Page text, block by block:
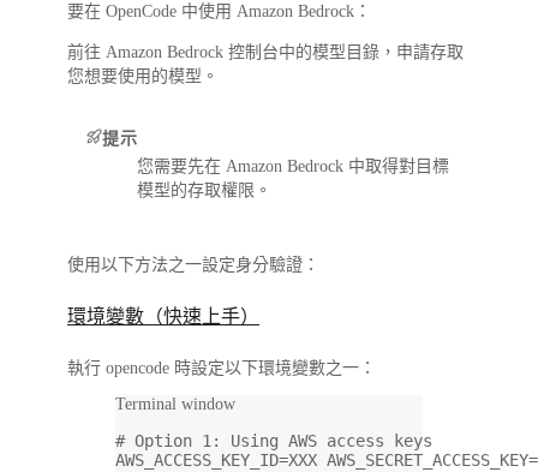
要在 OpenCode 中使用 Amazon Bedrock：
前往 Amazon Bedrock 控制台中的模型目錄 ，申請存取
您想要使用的模型。
提示
您需要先在 Amazon Bedrock 中取得對目標
模型的存取權限。
使用以下方法之一設定身分驗證 ：
環境變數（快速上手）
執行 opencode 時設定以下環境變數之一：
Terminal window
# Option 1: Using AWS access keys
AWS_ACCESS_KEY_ID=XXX AWS_SECRET_ACCESS_KEY=